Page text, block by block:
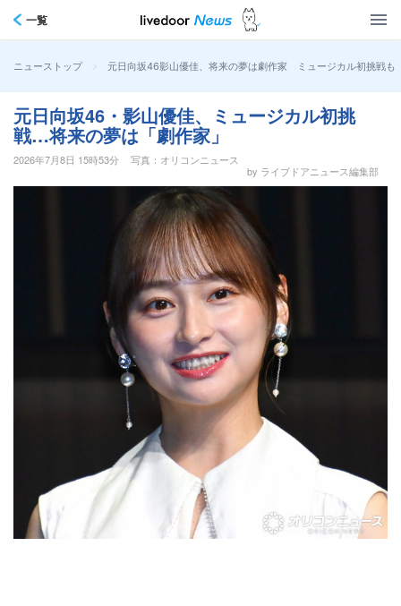
一覧
ニューストップ > 元日向坂46影山優佳、将来の夢は劇作家 ミュージカル初挑戦も
元日向坂46・影山優佳、ミュージカル初挑
戦…将来の夢は「劇作家」
2026年7月8日 15時53分
写真：オリコンニュース
by ライブドアニュース編集部